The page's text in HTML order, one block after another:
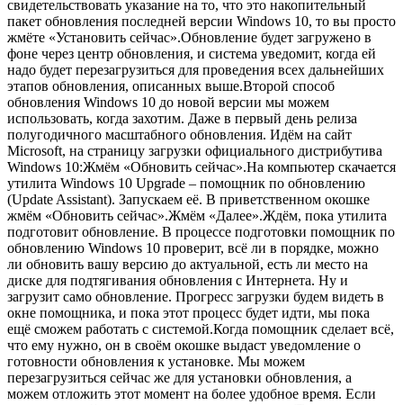
свидетельствовать указание на то, что это накопительный
пакет обновления последней версии Windows 10, то вы просто
жмёте «Установить сейчас».Обновление будет загружено в
фоне через центр обновления, и система уведомит, когда ей
надо будет перезагрузиться для проведения всех дальнейших
этапов обновления, описанных выше.Второй способ
обновления Windows 10 до новой версии мы можем
использовать, когда захотим. Даже в первый день релиза
полугодичного масштабного обновления. Идём на сайт
Microsoft, на страницу загрузки официального дистрибутива
Windows 10:Жмём «Обновить сейчас».На компьютер скачается
утилита Windows 10 Upgrade – помощник по обновлению
(Update Assistant). Запускаем её. В приветственном окошке
жмём «Обновить сейчас».Жмём «Далее».Ждём, пока утилита
подготовит обновление. В процессе подготовки помощник по
обновлению Windows 10 проверит, всё ли в порядке, можно
ли обновить вашу версию до актуальной, есть ли место на
диске для подтягивания обновления с Интернета. Ну и
загрузит само обновление. Прогресс загрузки будем видеть в
окне помощника, и пока этот процесс будет идти, мы пока
ещё сможем работать с системой.Когда помощник сделает всё,
что ему нужно, он в своём окошке выдаст уведомление о
готовности обновления к установке. Мы можем
перезагрузиться сейчас же для установки обновления, а
можем отложить этот момент на более удобное время. Если